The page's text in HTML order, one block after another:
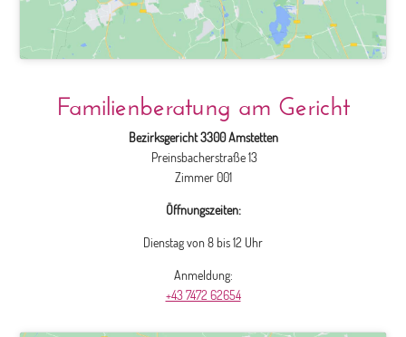
Familienberatung am Gericht
Bezirksgericht 3300 Amstetten
Preinsbacherstraße 13
Zimmer 001
Öffnungszeiten:
Dienstag von 8 bis 12 Uhr
Anmeldung:
+43 7472 62654